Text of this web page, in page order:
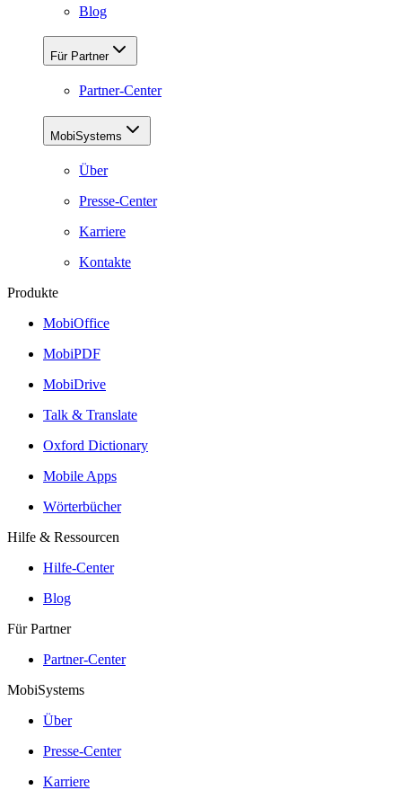
Blog
Für Partner
Partner-Center
MobiSystems
Über
Presse-Center
Karriere
Kontakte
Produkte
MobiOffice
MobiPDF
MobiDrive
Talk & Translate
Oxford Dictionary
Mobile Apps
Wörterbücher
Hilfe & Ressourcen
Hilfe-Center
Blog
Für Partner
Partner-Center
MobiSystems
Über
Presse-Center
Karriere